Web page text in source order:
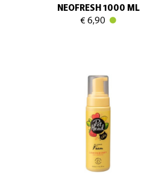
NEOFRESH 1000 ML
€ 6,90